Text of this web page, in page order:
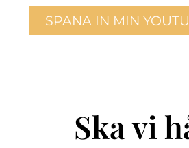
SPANA IN MIN
Ska vi